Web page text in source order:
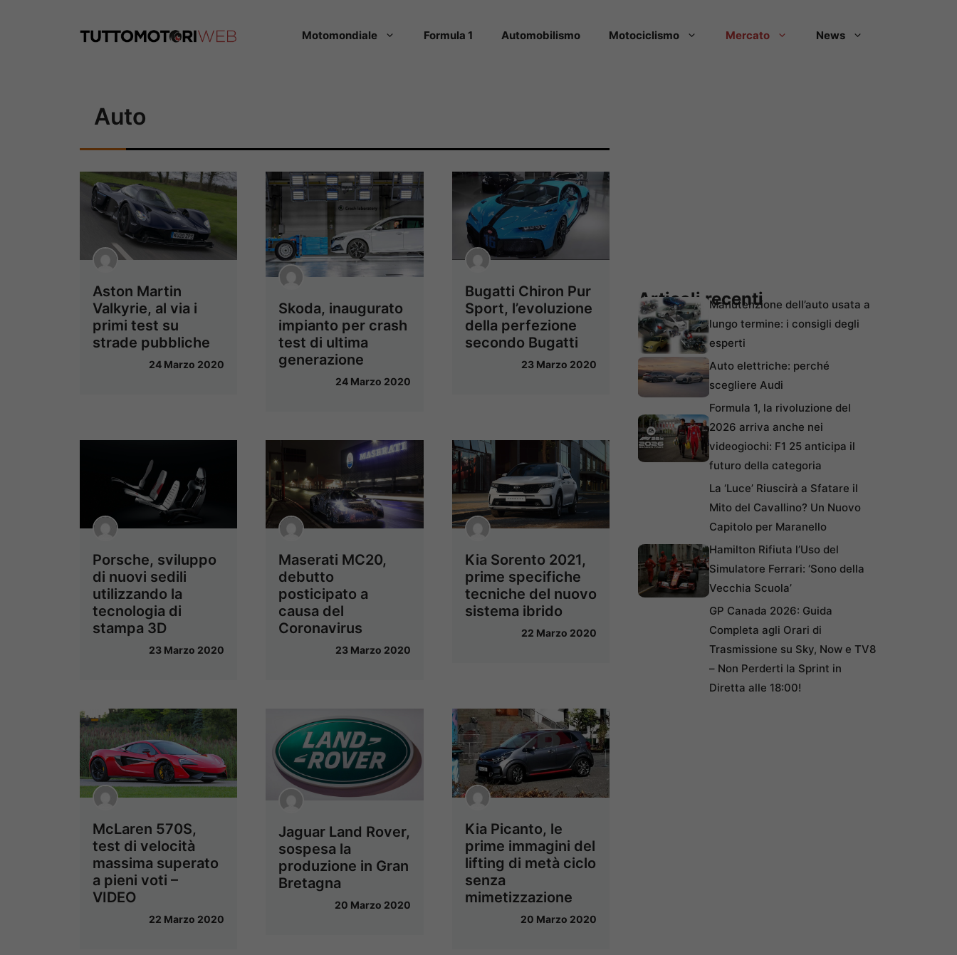
Motomondiale Formula 1 Automobilismo Motociclismo Mercato News
Auto
Aston Martin
Valkyrie, al via i
primi test su
strade pubbliche
24 Marzo 2020
Skoda, inaugurato
impianto per crash
test di ultima
generazione
24 Marzo 2020
Bugatti Chiron Pur
Sport, l’evoluzione
della perfezione
secondo Bugatti
23 Marzo 2020
Porsche, sviluppo
di nuovi sedili
utilizzando la
tecnologia di
stampa 3D
23 Marzo 2020
Maserati MC20,
debutto
posticipato a
causa del
Coronavirus
23 Marzo 2020
Kia Sorento 2021,
prime specifiche
tecniche del nuovo
sistema ibrido
22 Marzo 2020
McLaren 570S,
test di velocità
massima superato
a pieni voti –
VIDEO
22 Marzo 2020
Jaguar Land Rover,
sospesa la
produzione in Gran
Bretagna
20 Marzo 2020
Kia Picanto, le
prime immagini del
lifting di metà ciclo
senza
mimetizzazione
20 Marzo 2020
Articoli recentiManutenzione dell’auto usata a
lungo termine: i consigli degli
esperti
Auto elettriche: perché
scegliere Audi
Formula 1, la rivoluzione del
2026 arriva anche nei
videogiochi: F1 25 anticipa il
futuro della categoria
La ‘Luce’ Riuscirà a Sfatare il
Mito del Cavallino? Un Nuovo
Capitolo per Maranello
Hamilton Rifiuta l’Uso del
Simulatore Ferrari: ‘Sono della
Vecchia Scuola’
GP Canada 2026: Guida
Completa agli Orari di
Trasmissione su Sky, Now e TV8
– Non Perderti la Sprint in
Diretta alle 18:00!